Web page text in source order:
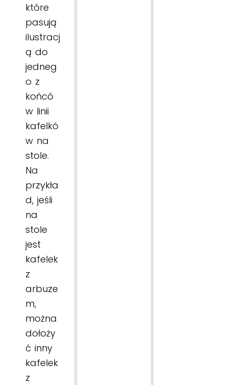
które
pasują
ilustracj
ą do
jedneg
o z
końcó
w linii
kafelkó
w na
stole.
Na
przykła
d, jeśli
na
stole
jest
kafelek
z
arbuze
m,
można
dołoży
ć inny
kafelek
z